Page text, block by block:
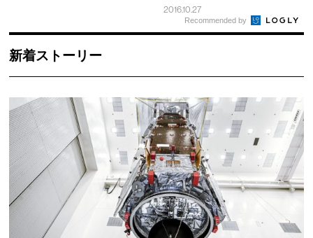
2016.10.27
Recommended by
新着ストーリー